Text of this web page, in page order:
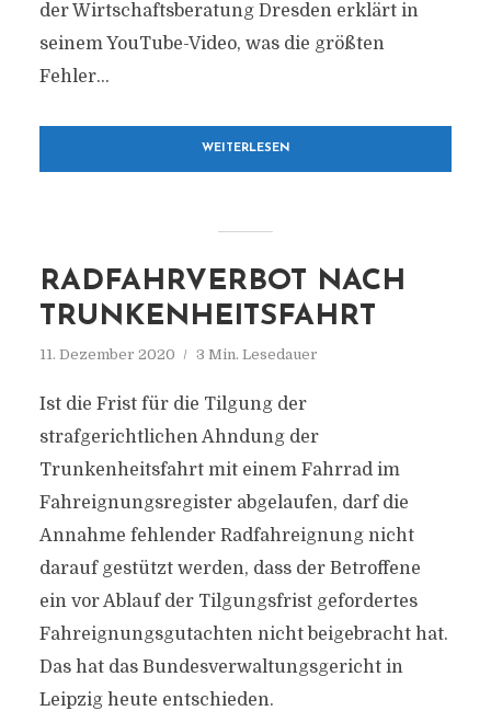
der Wirtschaftsberatung Dresden erklärt in
seinem YouTube-Video, was die größten
Fehler...
WEITERLESEN
RADFAHRVERBOT NACH
TRUNKENHEITSFAHRT
11. Dezember 2020 3 Min. Lesedauer
Ist die Frist für die Tilgung der
strafgerichtlichen Ahndung der
Trunkenheitsfahrt mit einem Fahrrad im
Fahreignungsregister abgelaufen, darf die
Annahme fehlender Radfahreignung nicht
darauf gestützt werden, dass der Betroffene
ein vor Ablauf der Tilgungsfrist gefordertes
Fahreignungsgutachten nicht beigebracht hat.
Das hat das Bundesverwaltungsgericht in
Leipzig heute entschieden.